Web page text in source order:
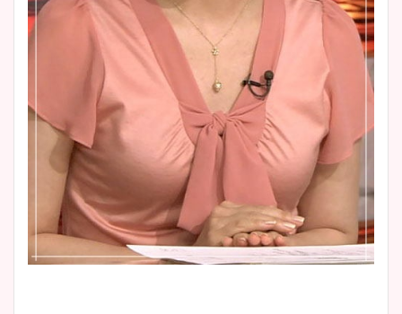
肉も凄い！
鈴木唯の太ってた時の体重が
ヤバすぎww原因や痩せたダ
イエット方は？昔と現在を画
像比較！
豊島実季アナのカップ画像ま
とめ！美脚や水着姿に年齢も
調査！